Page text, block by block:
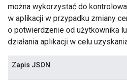
można wykorzystać do
w aplikacji w przypadku zmiany
o potwierdzenie od użytkownika
działania aplikacji w celu
Zapis JSON